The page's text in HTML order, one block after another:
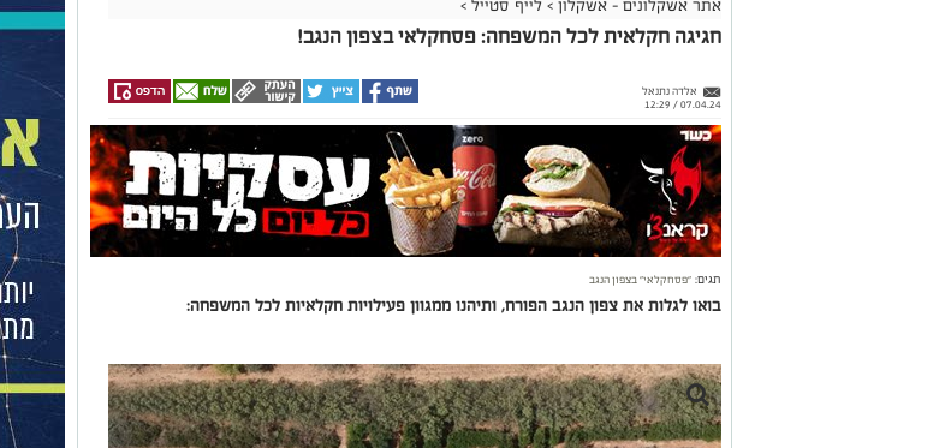
אתר אשקלונים - אשקלון > לייף סטייל >
חגיגה חקלאית לכל המשפחה: פסחקלאי בצפון הנגב!
אלדה נתנאל
07.04.24 / 12:29
תגים: "פסחקלאי" בצפון הנגב
בואו לגלות את צפון הנגב הפורח, ותיהנו ממגוון פעילויות חקלאיות לכל המשפחה: